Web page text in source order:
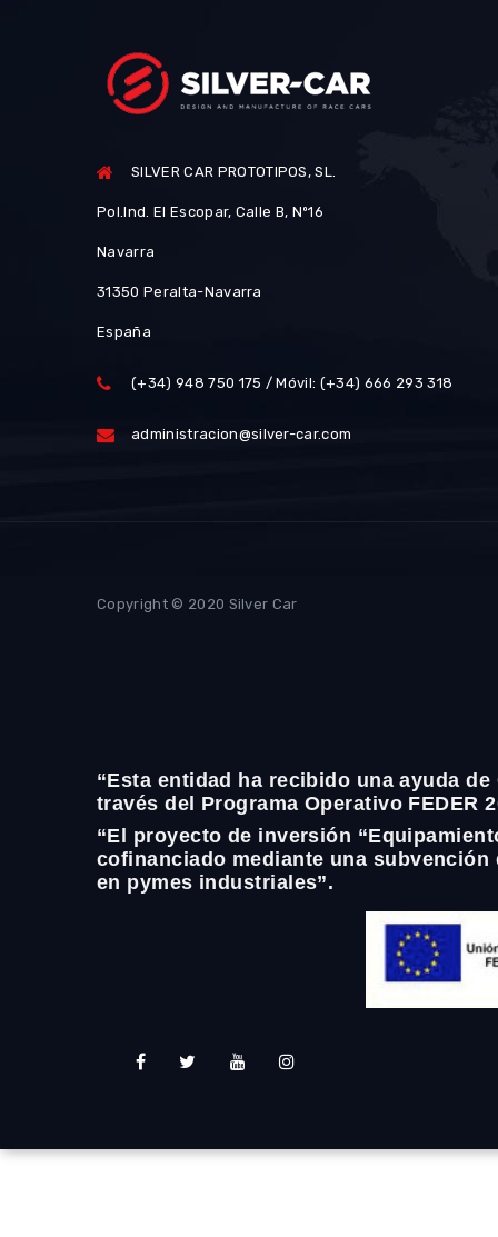
SILVER CAR PROTOTIPOS, SL.
Pol.Ind. El Escopar, Calle B, Nº16
Navarra
31350 Peralta-Navarra
España
(+34) 948 750 175 / Móvil: (+34) 666 293 318
administracion@silver-car.com
Copyright © 2020 Silver Car
“Esta entidad ha recibido una ayuda
través del Programa Operativo FEDER
“El proyecto de inversión
cofinanciado mediante una subvención
en pymes industriales”.